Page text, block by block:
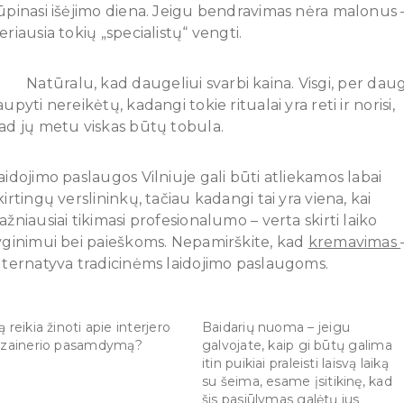
išėjimo diena. Jeigu bendravimas nėra malonus
tokių „specialistų“ vengti.
Natūralu, kad daugeliui svarbi kaina. Visgi, per
nereikėtų, kadangi tokie ritualai yra reti ir norisi,
jų metu viskas būtų tobula.
paslaugos Vilniuje gali būti atliekamos labai
verslininkų, tačiau kadangi tai yra viena, kai
tikimasi profesionalumo – verta skirti laiko
bei paieškoms. Nepamirškite, kad kremavimas
tradicinėms laidojimo paslaugoms.
reikia žinoti apie interjero
pasamdymą?
Baidarių nuoma – jeigu
galvojate, kaip gi būtų galima
itin puikiai praleisti laisvą laiką
su šeima, esame įsitikinę, kad
šis pasiūlymas galėtų jus